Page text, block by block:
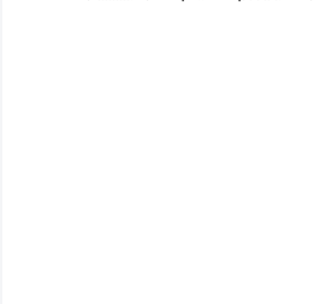
_） (」
_）. .‐ﾋ〃
_） (」
_）
_） r､ｎ
_） ヽノ
_） ┼.
_） ,-|--
_） i_
_） ♥ f
_） |
／